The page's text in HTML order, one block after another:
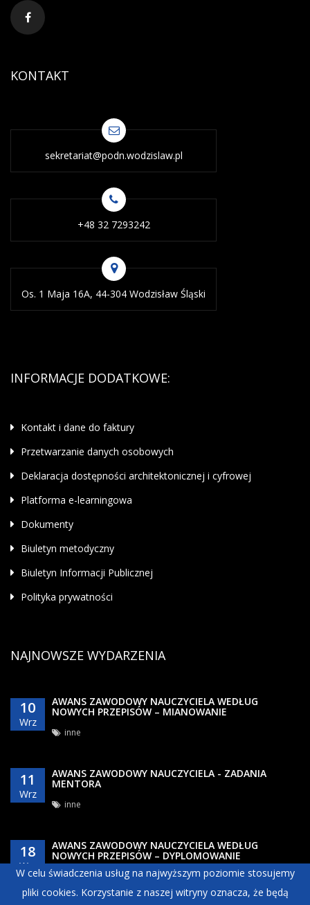
KONTAKT
sekretariat@podn.wodzislaw.pl
+48 32 7293242
Os. 1 Maja 16A, 44-304 Wodzisław Śląski
INFORMACJE DODATKOWE:
Kontakt i dane do faktury
Przetwarzanie danych osobowych
Deklaracja dostępności architektonicznej i cyfrowej
Platforma e-learningowa
Dokumenty
Biuletyn metodyczny
Biuletyn Informacji Publicznej
Polityka prywatności
NAJNOWSZE WYDARZENIA
10
Wrz
AWANS ZAWODOWY NAUCZYCIELA WEDŁUG
NOWYCH PRZEPISÓW – MIANOWANIE
inne
11
Wrz
AWANS ZAWODOWY NAUCZYCIELA - ZADANIA
MENTORA
inne
18
Wrz
AWANS ZAWODOWY NAUCZYCIELA WEDŁUG
NOWYCH PRZEPISÓW – DYPLOMOWANIE
inne
W celu świadczenia usług na najwyższym poziomie stosujemy
pliki cookies. Korzystanie z naszej witryny oznacza, że będą